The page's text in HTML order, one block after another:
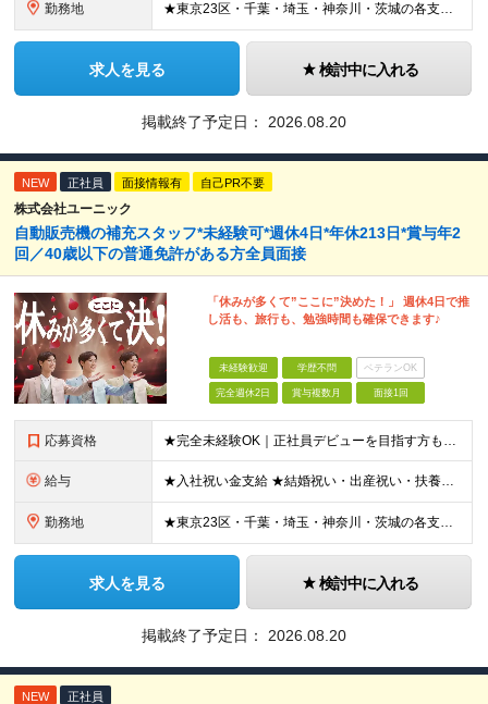
勤務地 ★東京23区・千葉・埼玉・神奈川・茨城の各支店 ★転居を伴う転勤なし ★希望や通勤時間を考慮して決定します ★U・Iターン歓迎！ ▼東京都 ・板橋支店 東京都板橋区東坂下 ・新砂支店 東京都江東区
求人を見る 検討中に入れる
掲載終了予定日： 2026.08.20
NEW 正社員 面接情報有 自己PR不要
株式会社ユーニック
自動販売機の補充スタッフ*未経験可*週休4日*年休213日*賞与年2
回／40歳以下の普通免許がある方全員面接
「休みが多くて”ここに”決めた！」 週休4日で推
し活も、旅行も、勉強時間も確保できます♪
未経験歓迎 学歴不問 ベテランOK
完全週休2日 賞与複数月 面接1回
応募資格 ★完全未経験OK｜正社員デビューを目指す方も大歓迎！子育て世代も活躍中！ ★応募資格を満たす方は全員面接いたします！（面接1回） ■学歴不問 ■普通免許をお持ちの方（AT限定可） ■40歳以下の方（
給与 ★入社祝い金支給 ★結婚祝い・出産祝い・扶養手当・家族手当・退職金制度など福利厚生も充実しています！ 月給19.2万円～21.4万円＋賞与年2回 ※研修期間2ヶ月：月給額から-1.2万円の支給にな
勤務地 ★東京23区・千葉・埼玉・神奈川・茨城の各支店 ★転居を伴う転勤なし ★希望や通勤時間を考慮して決定します ★U・Iターン歓迎！ ▼東京都 ・板橋支店 東京都板橋区東坂下 ・新砂支店 東京都江東区
求人を見る 検討中に入れる
掲載終了予定日： 2026.08.20
NEW 正社員